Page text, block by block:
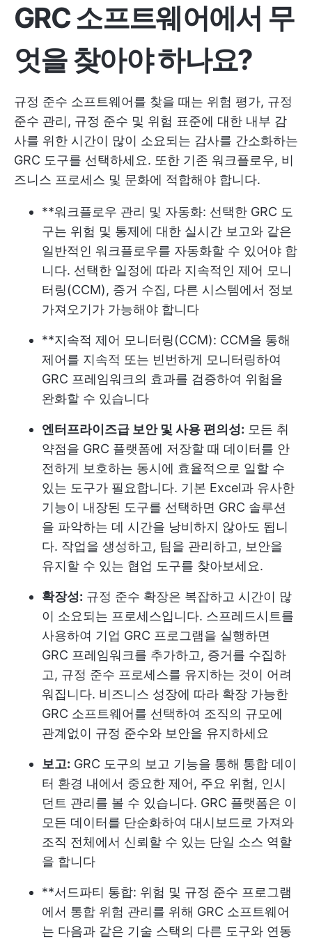
GRC 소프트웨어에서 무
엇을 찾아야 하나요?
규정 준수 소프트웨어를 찾을 때는 위험 평가, 규정
준수 관리, 규정 준수 및 위험 표준에 대한 내부 감
사를 위한 시간이 많이 소요되는 감사를 간소화하는
GRC 도구를 선택하세요. 또한 기존 워크플로우, 비
즈니스 프로세스 및 문화에 적합해야 합니다.
**워크플로우 관리 및 자동화: 선택한 GRC 도
구는 위험 및 통제에 대한 실시간 보고와 같은
일반적인 워크플로우를 자동화할 수 있어야 합
니다. 선택한 일정에 따라 지속적인 제어 모니
터링(CCM), 증거 수집, 다른 시스템에서 정보
가져오기가 가능해야 합니다
**지속적 제어 모니터링(CCM): CCM을 통해
제어를 지속적 또는 빈번하게 모니터링하여
GRC 프레임워크의 효과를 검증하여 위험을
완화할 수 있습니다
엔터프라이즈급 보안 및 사용 편의성: 모든 취
약점을 GRC 플랫폼에 저장할 때 데이터를 안
전하게 보호하는 동시에 효율적으로 일할 수
있는 도구가 필요합니다. 기본 Excel과 유사한
기능이 내장된 도구를 선택하면 GRC 솔루션
을 파악하는 데 시간을 낭비하지 않아도 됩니
다. 작업을 생성하고, 팀을 관리하고, 보안을
유지할 수 있는 협업 도구를 찾아보세요.
확장성: 규정 준수 확장은 복잡하고 시간이 많
이 소요되는 프로세스입니다. 스프레드시트를
사용하여 기업 GRC 프로그램을 실행하면
GRC 프레임워크를 추가하고, 증거를 수집하
고, 규정 준수 프로세스를 유지하는 것이 어려
워집니다. 비즈니스 성장에 따라 확장 가능한
GRC 소프트웨어를 선택하여 조직의 규모에
관계없이 규정 준수와 보안을 유지하세요
보고: GRC 도구의 보고 기능을 통해 통합 데이
터 환경 내에서 중요한 제어, 주요 위험, 인시
던트 관리를 볼 수 있습니다. GRC 플랫폼은 이
모든 데이터를 단순화하여 대시보드로 가져와
조직 전체에서 신뢰할 수 있는 단일 소스 역할
을 합니다
**서드파티 통합: 위험 및 규정 준수 프로그램
에서 통합 위험 관리를 위해 GRC 소프트웨어
는 다음과 같은 기술 스택의 다른 도구와 연동